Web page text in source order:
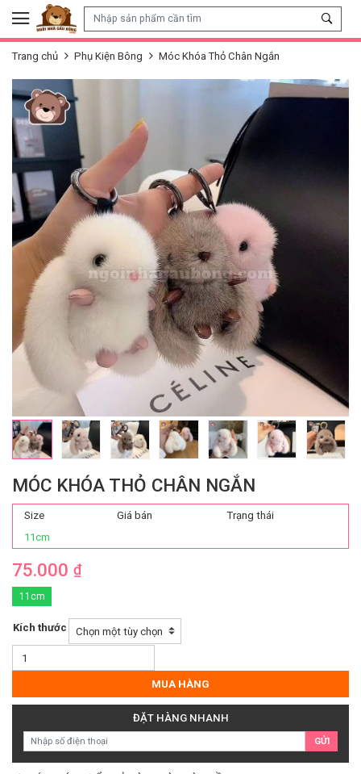
Skip to content
Trang chủ Phụ Kiện Bông Móc Khóa Thỏ Chân Ngắn
MÓC KHÓA THỎ CHÂN NGẮN
Size Giá bán
Trạng thái
11cm
75.000 ₫
11cm
Kích thước
Móc
Khóa
Chân
lượng
MUA HÀNG
ĐẶT HÀNG NHANH
GỬI